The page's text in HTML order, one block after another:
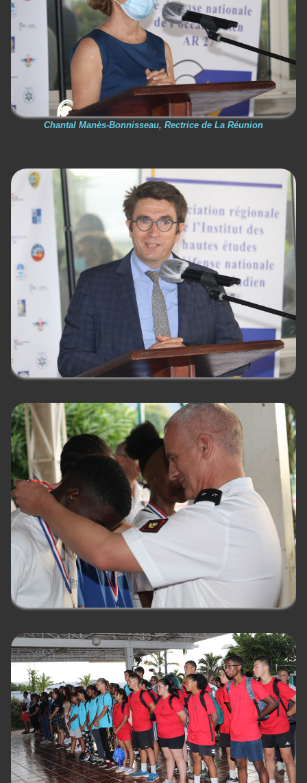
Chantal Manès-Bonnisseau, Rectrice de La Réunion